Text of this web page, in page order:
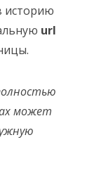
историю
url
может